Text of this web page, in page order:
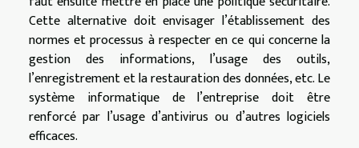
Cette alternative doit envisager l’établissement des
normes et processus à respecter en ce qui concerne la
gestion des informations, l’usage des outils,
l’enregistrement et la restauration des données, etc. Le
système informatique de l’entreprise doit être
renforcé par l’usage d’antivirus ou d’autres logiciels
efficaces.